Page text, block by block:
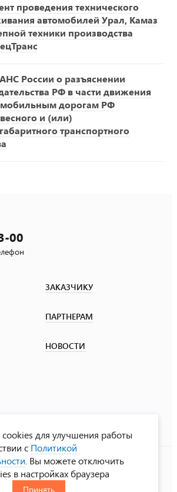
проведения технического
автомобилей Урал, Камаз
техники производства
России о разъяснении
РФ в части движения
дорогам РФ
и (или)
транспортного
00
ЗАКАЗЧИКУ
ПАРТНЕРАМ
НОВОСТИ
2026
для улучшения работы
с Политикой
. Вы можете отключить
в настройках браузера
Принять